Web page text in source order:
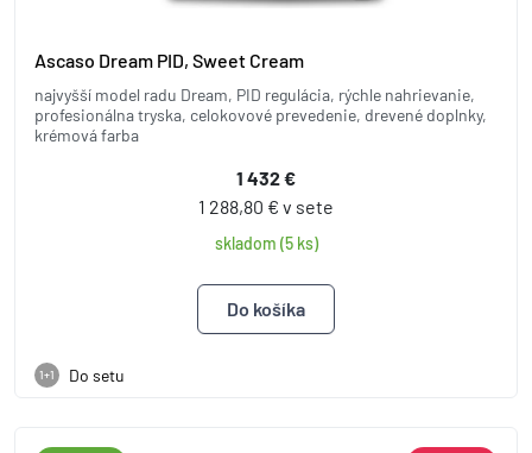
Ascaso Dream PID, Sweet Cream
najvyšší model radu Dream, PID regulácia, rýchle nahrievanie,
profesionálna tryska, celokovové prevedenie, drevené doplnky,
krémová farba
1 432 €
1 288,80 € v sete
skladom (5 ks)
1+1 Do setu